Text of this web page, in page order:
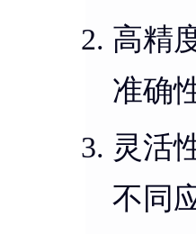
高精
准确
灵活
不同